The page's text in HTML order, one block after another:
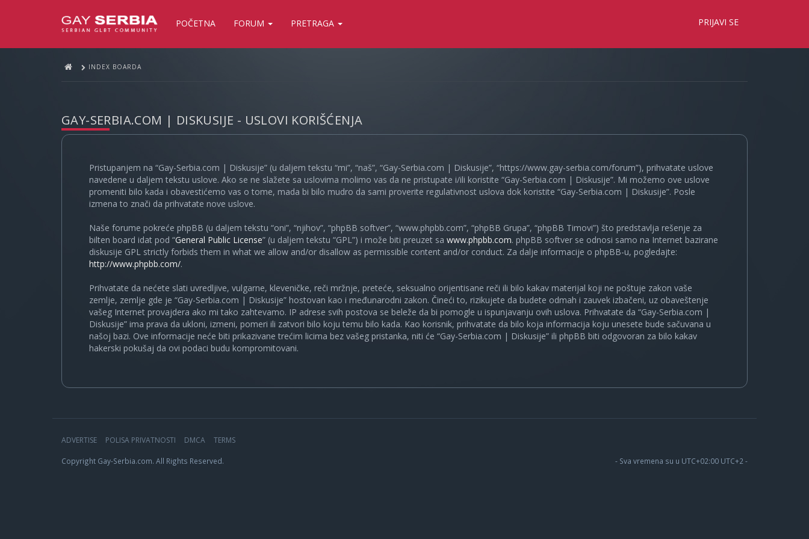
POČETNA FORUM PRETRAGA PRIJAVI SE
INDEX BOARDA
GAY-SERBIA.COM | DISKUSIJE - USLOVI KORIŠĆENJA
Pristupanjem na “Gay-Serbia.com | Diskusije” (u daljem tekstu “mi”, “naš”, “Gay-Serbia.com | Diskusije”, “https://www.gay-serbia.com/forum”), prihvatate uslove
navedene u daljem tekstu uslove. Ako se ne slažete sa uslovima molimo vas da ne pristupate i/ili koristite “Gay-Serbia.com | Diskusije”. Mi možemo ove uslove
promeniti bilo kada i obavestićemo vas o tome, mada bi bilo mudro da sami proverite regulativnost uslova dok koristite “Gay-Serbia.com | Diskusije”. Posle
izmena to znači da prihvatate nove uslove.
Naše forume pokreće phpBB (u daljem tekstu “oni”, “njihov”, “phpBB softver”, “www.phpbb.com”, “phpBB Grupa”, “phpBB Timovi”) što predstavlja rešenje za
bilten board idat pod “General Public License” (u daljem tekstu “GPL”) i može biti preuzet sa www.phpbb.com. phpBB softver se odnosi samo na Internet bazirane
diskusije GPL strictly forbids them in what we allow and/or disallow as permissible content and/or conduct. Za dalje informacije o phpBB-u, pogledajte:
http://www.phpbb.com/.
Prihvatate da nećete slati uvredljive, vulgarne, kleveničke, reči mržnje, preteće, seksualno orijentisane reči ili bilo kakav materijal koji ne poštuje zakon vaše
zemlje, zemlje gde je “Gay-Serbia.com | Diskusije” hostovan kao i međunarodni zakon. Čineći to, rizikujete da budete odmah i zauvek izbačeni, uz obaveštenje
vašeg Internet provajdera ako mi tako zahtevamo. IP adrese svih postova se beleže da bi pomogle u ispunjavanju ovih uslova. Prihvatate da “Gay-Serbia.com |
Diskusije” ima prava da ukloni, izmeni, pomeri ili zatvori bilo koju temu bilo kada. Kao korisnik, prihvatate da bilo koja informacija koju unesete bude sačuvana u
našoj bazi. Ove informacije neće biti prikazivane trećim licima bez vašeg pristanka, niti će “Gay-Serbia.com | Diskusije” ili phpBB biti odgovoran za bilo kakav
hakerski pokušaj da ovi podaci budu kompromitovani.
ADVERTISE POLISA PRIVATNOSTI DMCA TERMS
Copyright Gay-Serbia.com. All Rights Reserved. - Sva vremena su u UTC+02:00 UTC+2 -